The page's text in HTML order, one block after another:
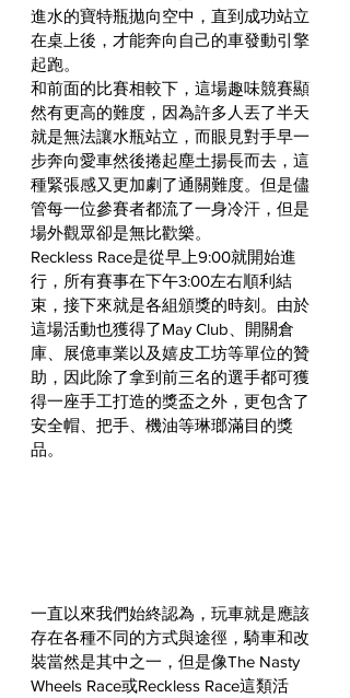
進水的寶特瓶拋向空中，直到成功站立
在桌上後，才能奔向自己的車發動引擎
起跑。
和前面的比賽相較下，這場趣味競賽顯
然有更高的難度，因為許多人丟了半天
就是無法讓水瓶站立，而眼見對手早一
步奔向愛車然後捲起塵土揚長而去，這
種緊張感又更加劇了通關難度。但是儘
管每一位參賽者都流了一身冷汗，但是
場外觀眾卻是無比歡樂。
Reckless Race是從早上9:00就開始進
行，所有賽事在下午3:00左右順利結
束，接下來就是各組頒獎的時刻。由於
這場活動也獲得了May Club、開關倉
庫、展億車業以及嬉皮工坊等單位的贊
助，因此除了拿到前三名的選手都可獲
得一座手工打造的獎盃之外，更包含了
安全帽、把手、機油等琳瑯滿目的獎
品。
一直以來我們始終認為，玩車就是應該
存在各種不同的方式與途徑，騎車和改
裝當然是其中之一，但是像The Nasty
Wheels Race或Reckless Race這類活